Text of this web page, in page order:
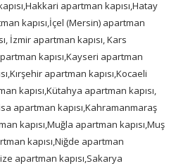
apartman kapısı,Hatay
kapısı,İçel (Mersin) apartman
İzmir apartman kapısı, Kars
kapısı,Kayseri apartman
apartman kapısı,Kocaeli
kapısı,Kütahya apartman kapısı,
apartman kapısı,Kahramanmaraş
kapısı,Muğla apartman kapısı,Muş
kapısı,Niğde apartman
apartman kapısı,Sakarya